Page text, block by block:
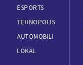
ESPORTS
TEHNOPOLIS
AUTOMOBILI
LOKAL